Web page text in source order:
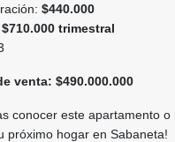
$440.000
$710.000 trimestral
venta: $490.000.000
conocer este apartamento
próximo hogar en Sabaneta!